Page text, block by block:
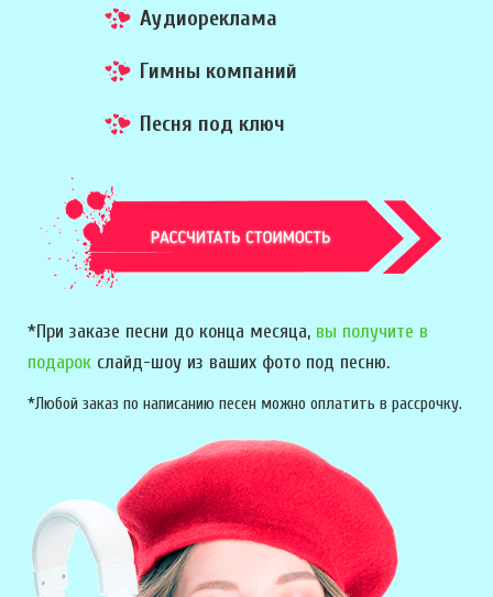
Аудиореклама
Гимны компаний
Песня под ключ
*При заказе песни до конца месяца, вы получите в
подарок слайд-шоу из ваших фото под песню.
*Любой заказ по написанию песен можно оплатить в рассрочку.